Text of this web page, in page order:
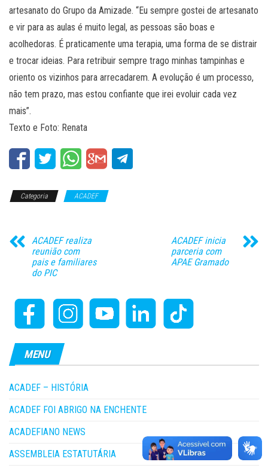
artesanato do Grupo da Amizade. “Eu sempre gostei de artesanato
e vir para as aulas é muito legal, as pessoas são boas e
acolhedoras. É praticamente uma terapia, uma forma de se distrair
e trocar ideias. Para retribuir sempre trago minhas tampinhas e
oriento os vizinhos para arrecadarem. A evolução é um processo,
não tem prazo, mas estou confiante que irei evoluir cada vez
mais”.
Texto e Foto: Renata
Categoria ACADEF
ACADEF realiza
reunião com
pais e familiares
do PIC
ACADEF inicia
parceria com
APAE Gramado
MENU
ACADEF – HISTÓRIA
ACADEF FOI ABRIGO NA ENCHENTE
ACADEFIANO NEWS
ASSEMBLEIA ESTATUTÁRIA